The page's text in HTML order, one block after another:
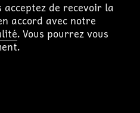
acceptez de recevoir la
accord avec notre
. Vous pourrez vous